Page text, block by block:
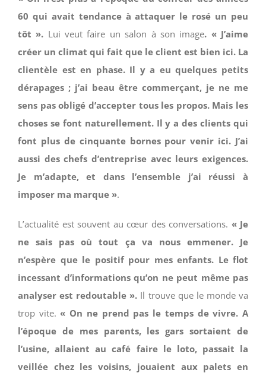
60 qui avait tendance à attaquer le rosé un peu
tôt ». Lui veut faire un salon à son image. « J’aime
créer un climat qui fait que le client est bien ici. La
clientèle est en phase. Il y a eu quelques petits
dérapages ; j’ai beau être commerçant, je ne me
sens pas obligé d’accepter tous les propos. Mais les
choses se font naturellement. Il y a des clients qui
font plus de cinquante bornes pour venir ici. J’ai
aussi des chefs d’entreprise avec leurs exigences.
Je m’adapte, et dans l’ensemble j’ai réussi à
imposer ma marque ».
L’actualité est souvent au cœur des conversations. « Je
ne sais pas où tout ça va nous emmener. Je
n’espère que le positif pour mes enfants. Le flot
incessant d’informations qu’on ne peut même pas
analyser est redoutable ». Il trouve que le monde va
trop vite.« On ne prend pas le temps de vivre. A
l’époque de mes parents, les gars sortaient de
l’usine, allaient au café faire le loto, passait la
veillée chez les voisins, jouaient aux palets en